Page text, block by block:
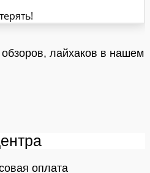
лайхаков в нашем
оплата